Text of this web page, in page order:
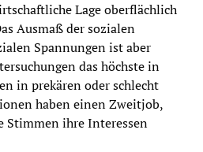
Lage oberflächlich
Ausmaß der sozialen
Spannungen ist aber
das höchste in
in prekären oder schlecht
haben einen Zweitjob,
Stimmen ihre Interessen